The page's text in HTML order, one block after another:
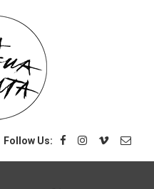
Follow Us: